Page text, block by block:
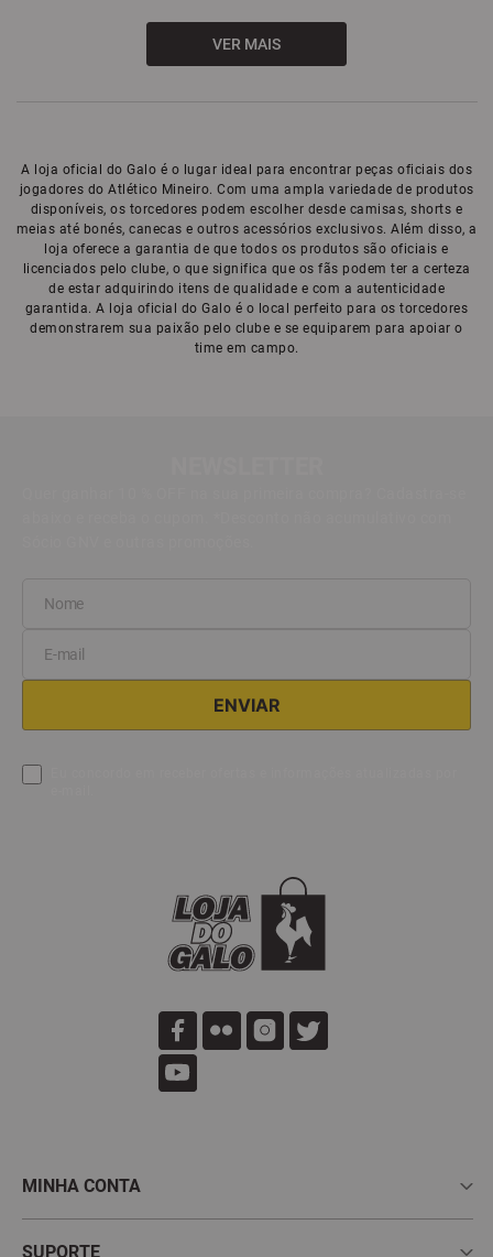
A loja oficial do Galo é o lugar ideal para encontrar peças oficiais dos
jogadores do Atlético Mineiro. Com uma ampla variedade de produtos
disponíveis, os torcedores podem escolher desde camisas, shorts e
meias até bonés, canecas e outros acessórios exclusivos. Além disso, a
loja oferece a garantia de que todos os produtos são oficiais e
licenciados pelo clube, o que significa que os fãs podem ter a certeza
de estar adquirindo itens de qualidade e com a autenticidade
garantida. A loja oficial do Galo é o local perfeito para os torcedores
demonstrarem sua paixão pelo clube e se equiparem para apoiar o
time em campo.
MINHA CONTA
Meus Pedidos
SUPORTE